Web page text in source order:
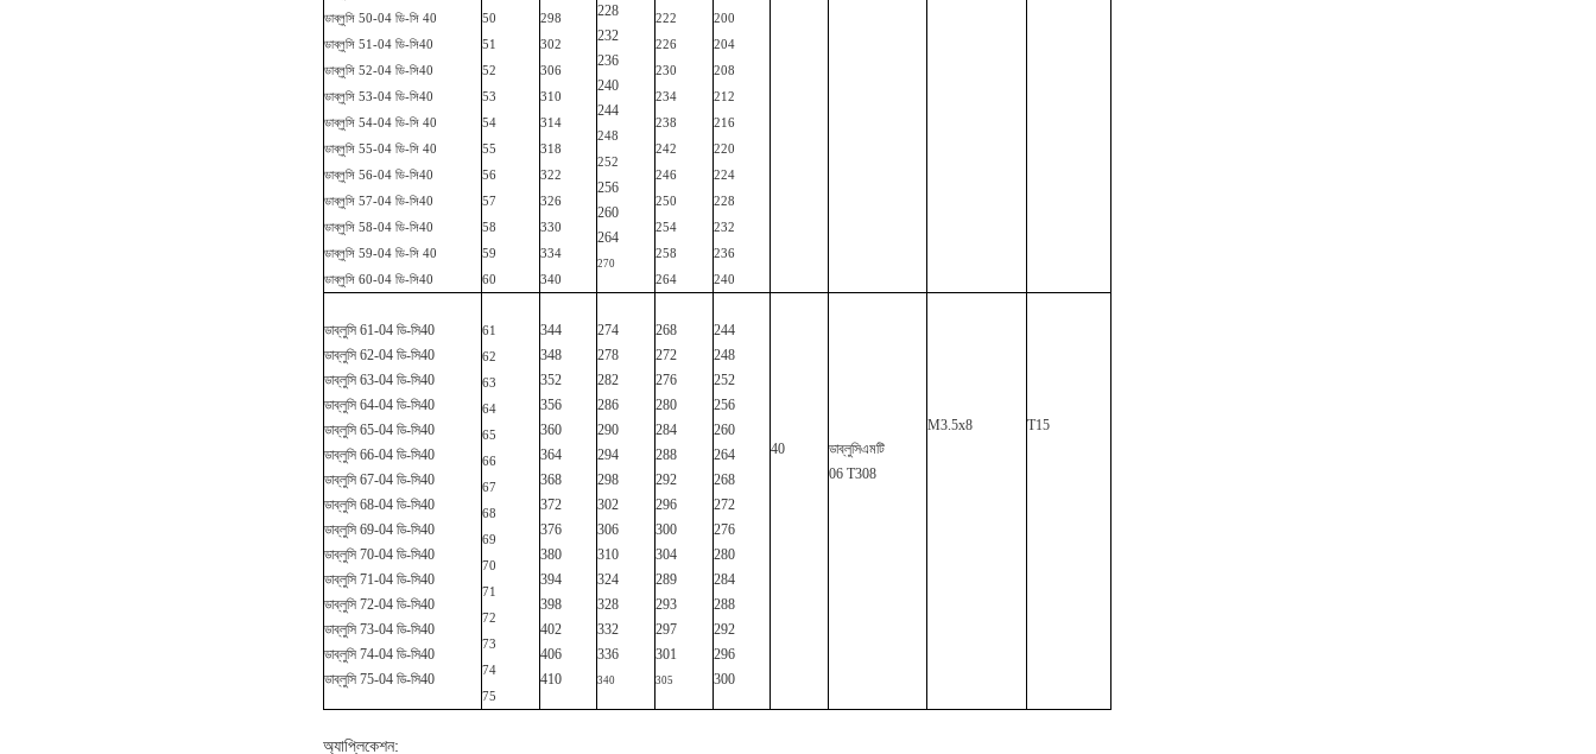
ডাব্লুসি 50-04 ডি-সি 40
ডাব্লুসি 51-04 ডি-সি40
ডাব্লুসি 52-04 ডি-সি40
ডাব্লুসি 53-04 ডি-সি40
ডাব্লুসি 54-04 ডি-সি 40
ডাব্লুসি 55-04 ডি-সি 40
ডাব্লুসি 56-04 ডি-সি40
ডাব্লুসি 57-04 ডি-সি40
ডাব্লুসি 58-04 ডি-সি40
ডাব্লুসি 59-04 ডি-সি 40
ডাব্লুসি 60-04 ডি-সি40
50
51
52
53
54
55
56
57
58
59
60
298
302
306
310
314
318
322
326
330
334
340
228
232
236
240
244
248
252
256
260
264
270
222
226
230
234
238
242
246
250
254
258
264
200
204
208
212
216
220
224
228
232
236
240
ডাব্লুসি 61-04 ডি-সি40
ডাব্লুসি 62-04 ডি-সি40
ডাব্লুসি 63-04 ডি-সি40
ডাব্লুসি 64-04 ডি-সি40
ডাব্লুসি 65-04 ডি-সি40
ডাব্লুসি 66-04 ডি-সি40
ডাব্লুসি 67-04 ডি-সি40
ডাব্লুসি 68-04 ডি-সি40
ডাব্লুসি 69-04 ডি-সি40
ডাব্লুসি 70-04 ডি-সি40
ডাব্লুসি 71-04 ডি-সি40
ডাব্লুসি 72-04 ডি-সি40
ডাব্লুসি 73-04 ডি-সি40
ডাব্লুসি 74-04 ডি-সি40
ডাব্লুসি 75-04 ডি-সি40
61
62
63
64
65
66
67
68
69
70
71
72
73
74
75
344
348
352
356
360
364
368
372
376
380
394
398
402
406
410
274
278
282
286
290
294
298
302
306
310
324
328
332
336
340
268
272
276
280
284
288
292
296
300
304
289
293
297
301
305
244
248
252
256
260
264
268
272
276
280
284
288
292
296
300
40
ডাব্লুসিএমটি
06 T308
M3.5x8 T15
অ্যাপ্লিকেশন: